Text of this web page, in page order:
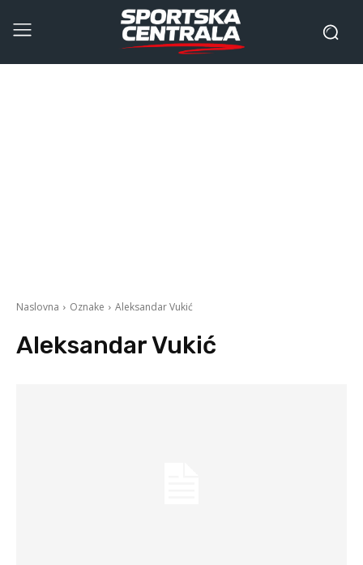
Naslovna Oznake Aleksandar Vukić
Aleksandar Vukić